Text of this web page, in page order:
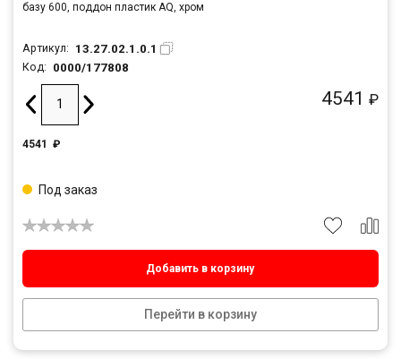
базу 600, поддон пластик AQ, хром
Артикул: 13.27.02.1.0.1
Код: 0000/177808
4541 ₽
4541 ₽
Добавить в корзину
Перейти в корзину
Под заказ